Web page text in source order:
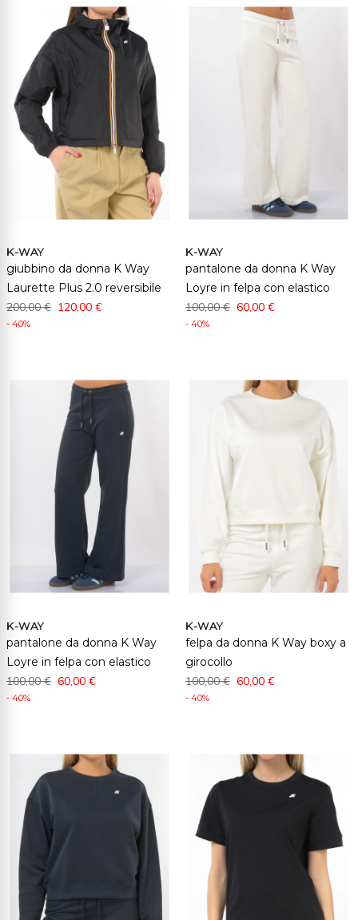
K-WAY
giubbino da donna K Way
Laurette Plus 2.0 reversibile
200,00 € 120,00 €
- 40%
K-WAY
pantalone da donna K Way
Loyre in felpa con elastico
100,00 € 60,00 €
- 40%
K-WAY
pantalone da donna K Way
Loyre in felpa con elastico
100,00 € 60,00 €
- 40%
K-WAY
felpa da donna K Way boxy a
girocollo
100,00 € 60,00 €
- 40%